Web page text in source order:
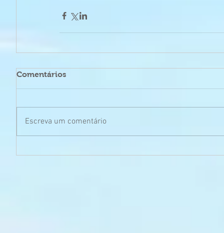
Comentários
Escreva um comentário